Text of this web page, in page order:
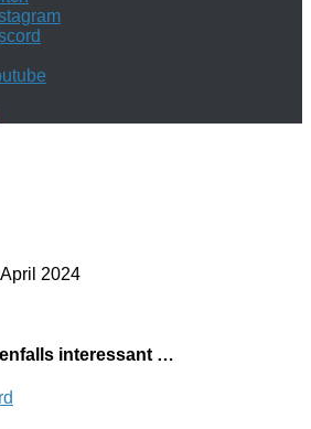
2024
interessant …